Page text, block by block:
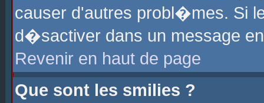
causer d'autres probl�mes. Si
d�sactiver dans un message
Revenir en haut de page
Que sont les smilies ?